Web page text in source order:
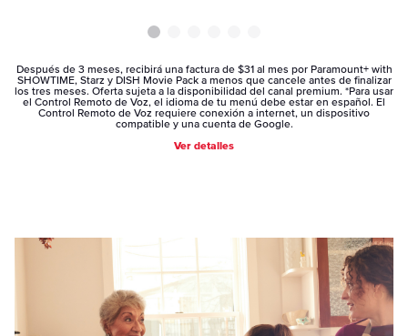
Después de 3 meses, recibirá una factura de $31 al mes por Paramount+ with
SHOWTIME, Starz y DISH Movie Pack a menos que cancele antes de finalizar
los tres meses. Oferta sujeta a la disponibilidad del canal premium. *Para usar
el Control Remoto de Voz, el idioma de tu menú debe estar en español. El
Control Remoto de Voz requiere conexión a internet, un dispositivo
compatible y una cuenta de Google.
Ver detalles